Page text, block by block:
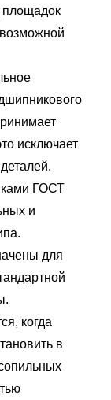
площадок
исключает
ГОСТ
и
для
когда
в